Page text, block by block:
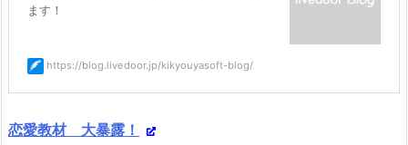
ます！
https://blog.livedoor.jp/kikyouyasoft-blog/
恋愛教材 大暴露！